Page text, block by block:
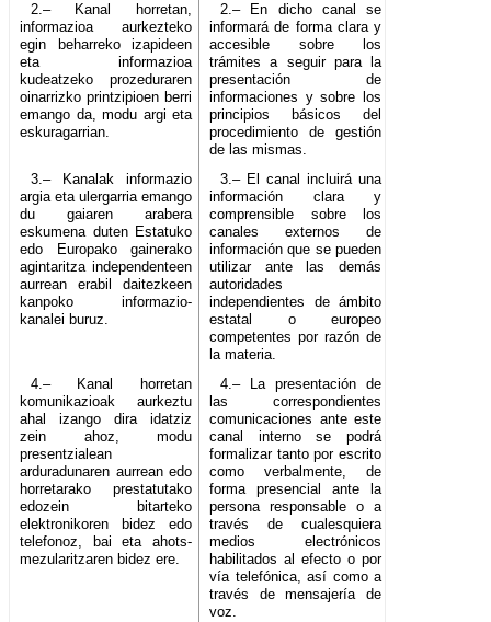
2.– Kanal horretan,
informazioa aurkezteko
egin beharreko izapideen
eta informazioa
kudeatzeko prozeduraren
oinarrizko printzipioen berri
emango da, modu argi eta
eskuragarrian.
2.– En dicho canal se
informará de forma clara y
accesible sobre los
trámites a seguir para la
presentación de
informaciones y sobre los
principios básicos del
procedimiento de gestión
de las mismas.
3.– Kanalak informazio
argia eta ulergarria emango
du gaiaren arabera
eskumena duten Estatuko
edo Europako gainerako
agintaritza independenteen
aurrean erabil daitezkeen
kanpoko informazio-
kanalei buruz.
3.– El canal incluirá una
información clara y
comprensible sobre los
canales externos de
información que se pueden
utilizar ante las demás
autoridades
independientes de ámbito
estatal o europeo
competentes por razón de
la materia.
4.– Kanal horretan
komunikazioak aurkeztu
ahal izango dira idatziz
zein ahoz, modu
presentzialean
arduradunaren aurrean edo
horretarako prestatutako
edozein bitarteko
elektronikoren bidez edo
telefonoz, bai eta ahots-
mezularitzaren bidez ere.
4.– La presentación de
las correspondientes
comunicaciones ante este
canal interno se podrá
formalizar tanto por escrito
como verbalmente, de
forma presencial ante la
persona responsable o a
través de cualesquiera
medios electrónicos
habilitados al efecto o por
vía telefónica, así como a
través de mensajería de
voz.